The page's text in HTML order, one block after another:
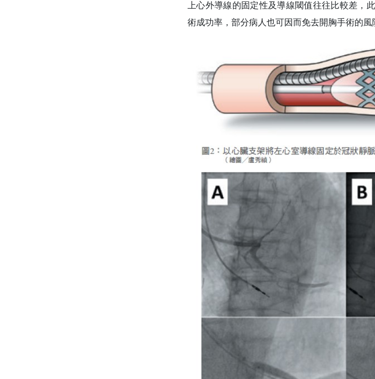
上心外導線的固定性及導線閾值往往比較差，
術成功率，部分病人也可因而免去開胸手術的風